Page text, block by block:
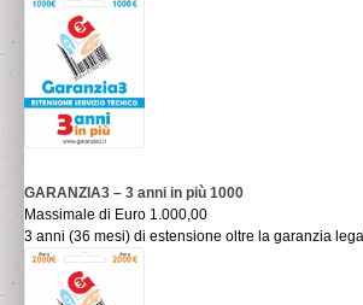
GARANZIA3 – 3 anni in più 1000
Massimale di Euro 1.000,00
3 anni (36 mesi) di estensione oltre la garanzia